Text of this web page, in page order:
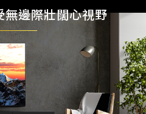
邊際壯闊心視野